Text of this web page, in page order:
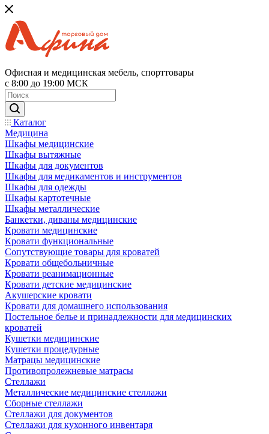
Офисная и медицинская мебель, спорттовары
с 8:00 до 19:00 МСК
Каталог
Медицина
Шкафы медицинские
Шкафы вытяжные
Шкафы для документов
Шкафы для медикаментов и инструментов
Шкафы для одежды
Шкафы картотечные
Шкафы металлические
Банкетки, диваны медицинские
Кровати медицинские
Кровати функциональные
Сопутствующие товары для кроватей
Кровати общебольничные
Кровати реанимационные
Кровати детские медицинские
Акушерские кровати
Кровати для домашнего использования
Постельное белье и принадлежности для медицинских
кроватей
Кушетки медицинские
Кушетки процедурные
Матрацы медицинские
Противопролежневые матрасы
Стеллажи
Металлические медицинские стеллажи
Сборные стеллажи
Стеллажи для документов
Стеллажи для кухонного инвентаря